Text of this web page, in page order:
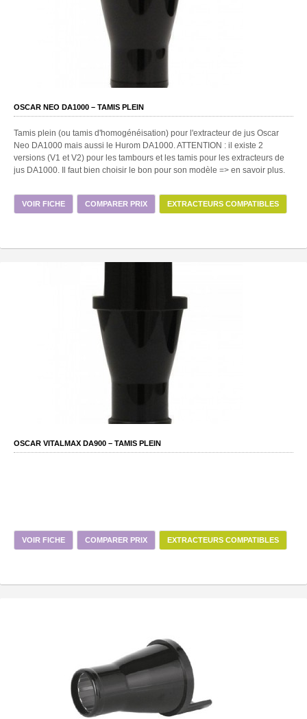
OSCAR NEO DA1000 – TAMIS PLEIN
Tamis plein (ou tamis d'homogénéisation) pour l'extracteur de jus Oscar
Neo DA1000 mais aussi le Hurom DA1000. ATTENTION : il existe 2
versions (V1 et V2) pour les tambours et les tamis pour les extracteurs de
jus DA1000. Il faut bien choisir le bon pour son modèle => en savoir plus.
VOIR FICHE COMPARER PRIX EXTRACTEURS COMPATIBLES
OSCAR VITALMAX DA900 – TAMIS PLEIN
VOIR FICHE COMPARER PRIX EXTRACTEURS COMPATIBLES